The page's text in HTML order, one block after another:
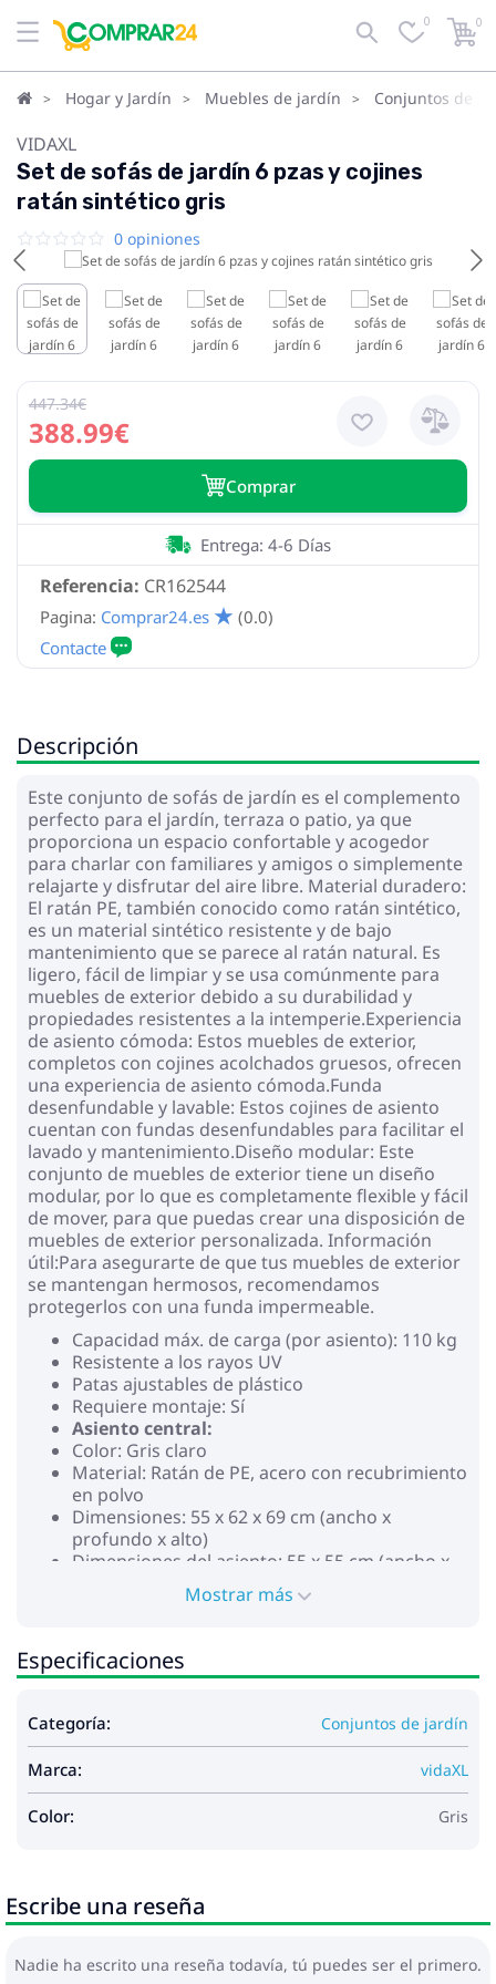
0 0
Hogar y Jardín Muebles de jardín Conjuntos de
VIDAXL
Set de sofás de jardín 6 pzas y cojines
ratán sintético gris
0 opiniones
388.99€
447.34€
Сomprar
Referencia: CR162544
Entrega: 4-6 Días
Pagina: Comprar24.es (0.0)
Descripción
Este conjunto de sofás de jardín es el complemento
perfecto para el jardín, terraza o patio, ya que
proporciona un espacio confortable y acogedor
para charlar con familiares y amigos o simplemente
relajarte y disfrutar del aire libre. Material duradero:
El ratán PE, también conocido como ratán sintético,
es un material sintético resistente y de bajo
mantenimiento que se parece al ratán natural. Es
ligero, fácil de limpiar y se usa comúnmente para
muebles de exterior debido a su durabilidad y
propiedades resistentes a la intemperie.Experiencia
de asiento cómoda: Estos muebles de exterior,
completos con cojines acolchados gruesos, ofrecen
una experiencia de asiento cómoda.Funda
desenfundable y lavable: Estos cojines de asiento
cuentan con fundas desenfundables para facilitar el
lavado y mantenimiento.Diseño modular: Este
conjunto de muebles de exterior tiene un diseño
modular, por lo que es completamente flexible y fácil
de mover, para que puedas crear una disposición de
muebles de exterior personalizada. Información
útil:Para asegurarte de que tus muebles de exterior
se mantengan hermosos, recomendamos
protegerlos con una funda impermeable.
Capacidad máx. de carga (por asiento): 110 kg
Resistente a los rayos UV
Patas ajustables de plástico
Requiere montaje: Sí
Asiento central:
Color: Gris claro
Material: Ratán de PE, acero con recubrimiento
en polvo
Dimensiones: 55 x 62 x 69 cm (ancho x
profundo x alto)
Dimensiones del asiento: 55 x 55 cm (ancho x
Altura del asiento desde el suelo: 37 cm
Color: Gris claro
Material: Ratán de PE, acero con recubrimiento
Dimensiones: 83 x 62 x 69 cm (ancho x
profundo x alto)
Dimensiones del asiento: 55 x 55 cm (ancho x
profundo)
Altura del reposabrazos desde el suelo: 55 cm
Color: Gris claro
Material: Ratán de PE, acero con recubrimiento
Dimensiones: 55 x 55 x 37 cm (ancho x
Mostrar más
Especificaciones
Categoría: Conjuntos de jardín
Marca: vidaXL
Color: Gris
Escribe una reseña
Nadie ha escrito una reseña todavía, tú puedes ser el primero.